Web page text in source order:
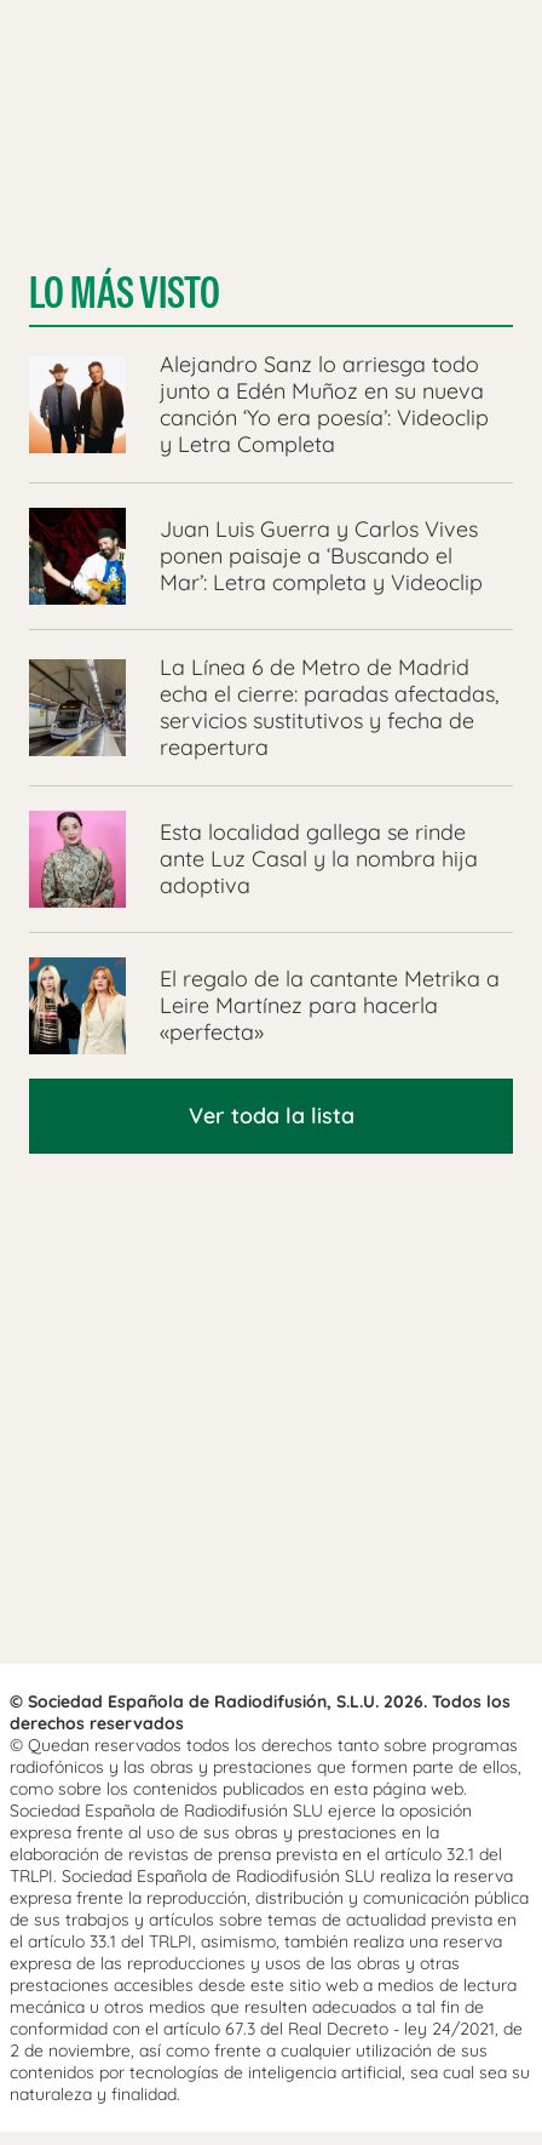
LO MÁS VISTO
Alejandro Sanz lo arriesga todo
junto a Edén Muñoz en su nueva
canción ‘Yo era poesía’: Videoclip
y Letra Completa
Juan Luis Guerra y Carlos Vives
ponen paisaje a ‘Buscando el
Mar’: Letra completa y Videoclip
La Línea 6 de Metro de Madrid
echa el cierre: paradas afectadas,
servicios sustitutivos y fecha de
reapertura
Esta localidad gallega se rinde
ante Luz Casal y la nombra hija
adoptiva
El regalo de la cantante Metrika a
Leire Martínez para hacerla
«perfecta»
Ver toda la lista
© Sociedad Española de Radiodifusión, S.L.U. 2026. Todos los
derechos reservados
© Quedan reservados todos los derechos tanto sobre programas
radiofónicos y las obras y prestaciones que formen parte de ellos,
como sobre los contenidos publicados en esta página web.
Sociedad Española de Radiodifusión SLU ejerce la oposición
expresa frente al uso de sus obras y prestaciones en la
elaboración de revistas de prensa prevista en el artículo 32.1 del
TRLPI. Sociedad Española de Radiodifusión SLU realiza la reserva
expresa frente la reproducción, distribución y comunicación pública
de sus trabajos y artículos sobre temas de actualidad prevista en
el artículo 33.1 del TRLPI, asimismo, también realiza una reserva
expresa de las reproducciones y usos de las obras y otras
prestaciones accesibles desde este sitio web a medios de lectura
mecánica u otros medios que resulten adecuados a tal fin de
conformidad con el artículo 67.3 del Real Decreto - ley 24/2021, de
2 de noviembre, así como frente a cualquier utilización de sus
contenidos por tecnologías de inteligencia artificial, sea cual sea su
naturaleza y finalidad.